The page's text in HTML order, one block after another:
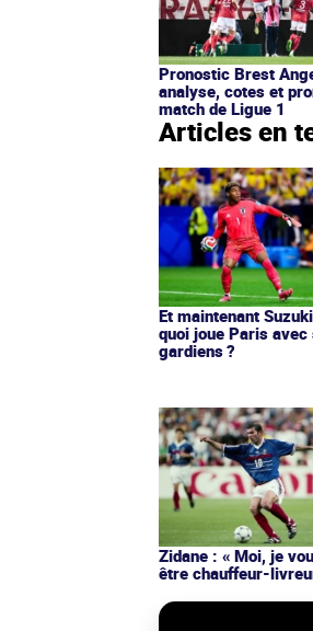
Pronostic Brest
analyse, cotes et
match de Ligue 1
Articles en
Et maintenant
quoi joue Paris avec
gardiens ?
Zidane : « Moi, je
être chauffeur-